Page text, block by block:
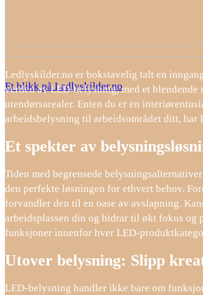
Et blikk på Ledlyskilder.no
Ledlyskilder.no er bokstavelig talt en
verden av LED-belysning, med et
utendørsarealer. Enten du er en
arbeidsbelysning til arbeidsområdet ditt,
Et spekter av
Tiden med begrensede
den perfekte løsningen for ethvert behov.
forvandler den til en oase av avslapning.
arbeidsplassen din og bidrar til økt fokus og
funksjoner innenfor hver LED-
Utover belysning: Slipp
LED-belysning handler ikke bare om